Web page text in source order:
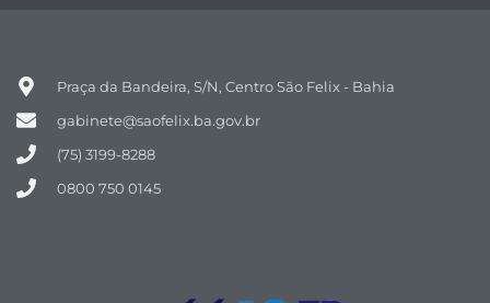
Praça da Bandeira, S/N, Centro São Felix - Bahia
gabinete@saofelix.ba.gov.br
(75) 3199-8288
0800 750 0145